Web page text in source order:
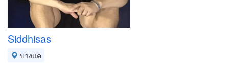
Siddhisas
บางแค